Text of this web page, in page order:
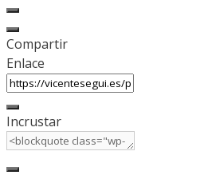
Compartir
Enlace
Incrustar